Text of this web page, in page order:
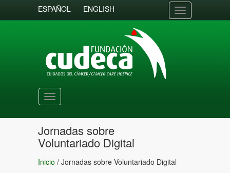
ESPAÑOL ENGLISH
Toggle
navigation
Toggle
navigation
Jornadas sobre
Voluntariado Digital
Inicio / Jornadas sobre Voluntariado Digital